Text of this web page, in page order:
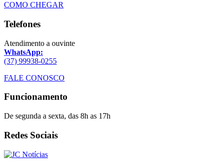
COMO CHEGAR
Telefones
Atendimento a ouvinte
WhatsApp:
(37) 99938-0255
FALE CONOSCO
Funcionamento
De segunda a sexta, das 8h as 17h
Redes Sociais